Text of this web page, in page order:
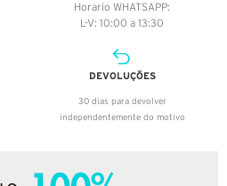
Horario WHATSAPP:
L-V: 10:00 a 13:30
DEVOLUÇÕES
30 dias para devolver
independentemente do motivo